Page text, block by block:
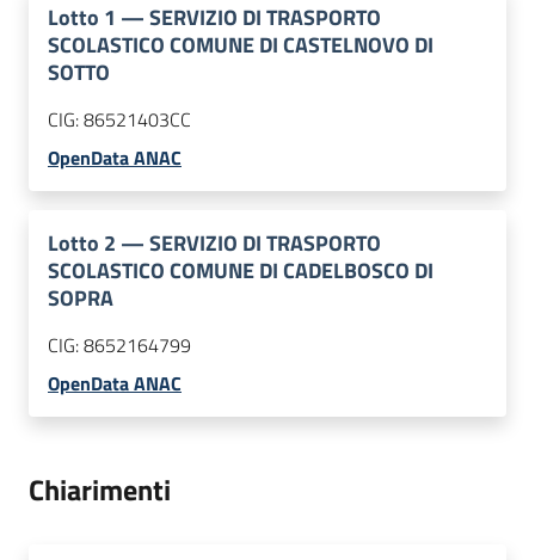
Lotto 1 —SERVIZIO DI TRASPORTO
SCOLASTICO COMUNE DI CASTELNOVO DI
SOTTO
CIG:86521403CC
OpenData ANAC
Lotto 2 —SERVIZIO DI TRASPORTO
SCOLASTICO COMUNE DI CADELBOSCO DI
SOPRA
CIG:8652164799
OpenData ANAC
Chiarimenti